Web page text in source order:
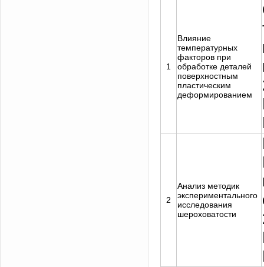
1
Влияние
температурных
факторов при
обработке деталей
поверхностным
пластическим
деформированием
2
Анализ методик
экспериментального
исследования
шероховатости